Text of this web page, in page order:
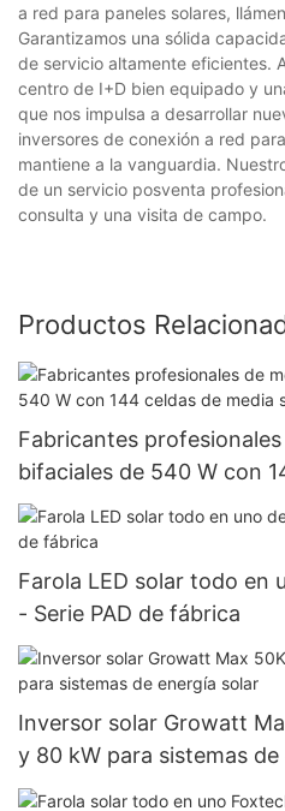
a red para paneles solares,
Garantizamos una sólida
de servicio altamente eficientes.
centro de I+D bien equipado y
que nos impulsa a desarrollar
inversores de conexión a red
mantiene a la vanguardia.
de un servicio posventa
consulta y una visita de campo.
Productos
Fabricantes
bifaciales de 540 W con
sección y alta eficiencia.
Farola LED solar todo en
- Serie PAD de fábrica
Inversor solar Growatt
y 80 kW para sistemas